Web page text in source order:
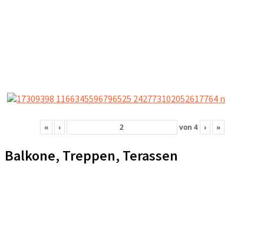
« ‹ von 4 › »
Balkone, Treppen, Terassen